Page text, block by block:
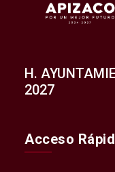
H.
2027
Acceso